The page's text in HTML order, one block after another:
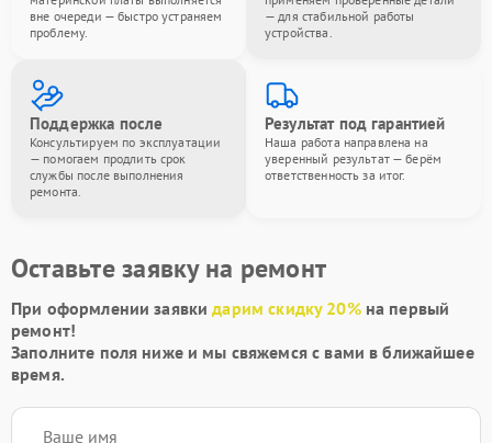
вне очереди — быстро устраняем
проблему.
— для стабильной работы
устройства.
Поддержка после
Консультируем по эксплуатации
— помогаем продлить срок
службы после выполнения
ремонта.
Результат под гарантией
Наша работа направлена на
уверенный результат — берём
ответственность за итог.
Оставьте заявку на ремонт
При оформлении заявкидарим скидку 20%на первый
ремонт!
Заполните поля ниже и мы свяжемся с вами в ближайшее
время.